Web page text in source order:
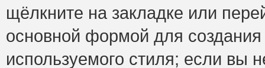
щёлкните на закладке или
основной формой для
используемого стиля; если вы